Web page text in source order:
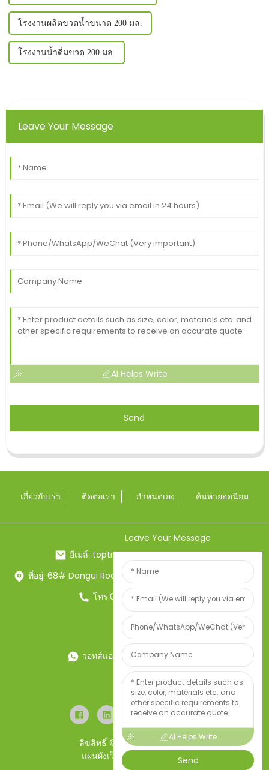
โรงงานผลิตขวดน้ำขนาด 200 มล.
โรงงานน้ำดื่มขวด 200 มล.
Leave Your Message
AI Helps Write
Send
เกี่ยวกับเรา ติดต่อเรา กำหนดเอง ค้นหายอดนิยม
อีเมล์: toptrue2@chinatoptrue.com
ที่อยู่: 68# Dangui Road, Yongkang City, Zhejiang, China
โทร:0086-13857957906
วอทส์แอพ:0086-13857957906
เวคเตอร์:34247497
ลิขสิทธิ์ © 2023 สงวนลิขสิทธิ์
แผนผังเว็บไซต์
บล็อกยอดนิยม
Leave Your Message
AI Helps Write
Send